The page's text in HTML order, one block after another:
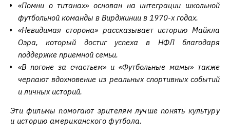
«Помни о титанах» основан на интеграции школьной
футбольной команды в Вирджинии в 1970-х годах.
«Невидимая сторона» рассказывает историю Майкла
Оэра, который достиг успеха в НФЛ благодаря
поддержке приемной семьи.
«В погоне за счастьем» и «Футбольные мамы» также
черпают вдохновение из реальных спортивных событий
и личных историй.
Эти фильмы помогают зрителям лучше понять культуру
и историю американского футбола.